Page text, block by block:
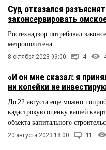
Суд отказался
законсервировать
Ростехнадзор потребовал
метрополитена
8 октября 2023 09:00 4
«И он мне сказал: я
ни копейки не
До 22 августа еще можно
кадастровую оценку вашей
объекта капитального
20 августа 2023 18:00 11